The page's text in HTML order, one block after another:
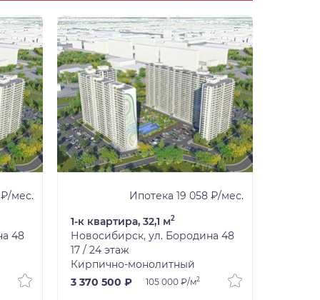
мес.
48
Ипотека 19 058 ₽/мес.
1-к квартира, 32,1 м2
Новосибирск, ул. Бородина 48
17 / 24 этаж
Кирпично-монолитный
3 370 500 ₽
105 000 ₽/м2